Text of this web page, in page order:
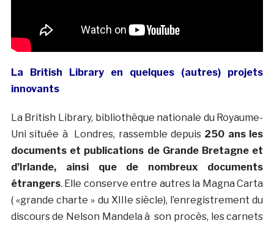
La British Library en quelques (autres) projets
innovants
La British Library, bibliothèque nationale du Royaume-
Uni située à Londres, rassemble depuis 250 ans les
documents et publications de Grande Bretagne et
d’Irlande, ainsi que de nombreux documents
étrangers. Elle conserve entre autres la Magna Carta
( «grande charte » du XIIIe siècle), l’enregistrement du
discours de Nelson Mandela à son procès, les carnets